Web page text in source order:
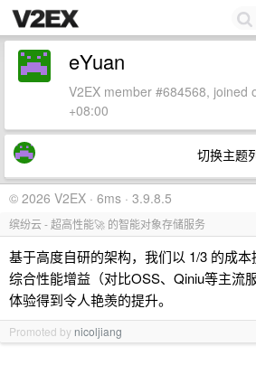
eYuan
V2EX member #684568, joined
+08:00
切换主题
© 2026 V2EX · 6ms · 3.9.8.5
缤纷云 - 超高性能🚀 的智能对象存储服务
基于高度自研的架构，我们以 1/3 的成
综合性能增益（对比OSS、Qiniu等主流
体验得到令人艳羡的提升。
Promoted by nicoljiang